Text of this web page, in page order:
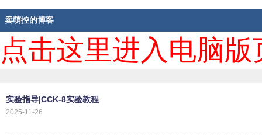
卖萌控的博客
点击这里进入电脑
实验指导|CCK-8实验教程
2025-11-26